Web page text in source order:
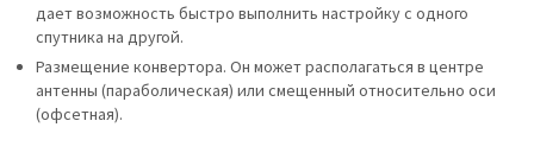
дает возможность быстро выполнить настройку с одного
спутника на другой.
Размещение конвертора. Он может располагаться в центре
антенны (параболическая) или смещенный относительно оси
(офсетная).